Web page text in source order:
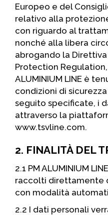
Europeo e del
relativo alla
con riguardo al
nonché alla libera
abrogando la
Protection Regulation,
ALUMINIUM LINE è
condizioni di
seguito specificate, i
attraverso la
www.tsvline.com.
2. FINALITÀ DEL
2.1 PM ALUMINIUM
raccolti direttamente
con modalità
2.2 I dati personali